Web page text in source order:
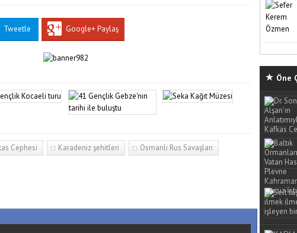
Tweetle Google+ Paylaş
Cephesi Karadeniz şehitleri
Osmanlı Rus Savaşları
Öne